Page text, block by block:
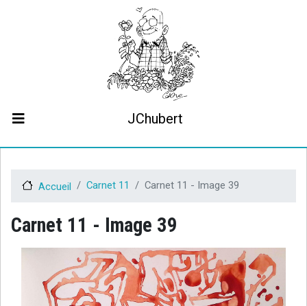
Aller
au
contenu
principal
JChubert
Biographie
ContactAccueil Carnet 11 Carnet 11 - Image 39
Carnet 11 - Image 39